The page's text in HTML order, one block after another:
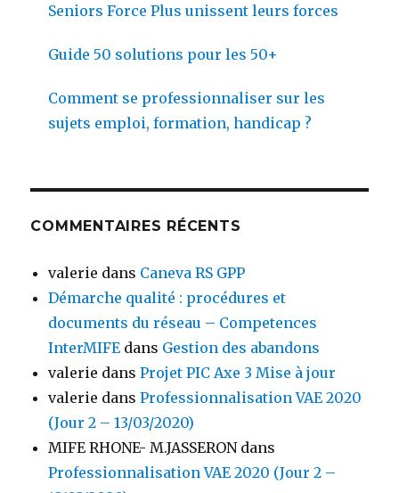
Seniors Force Plus unissent leurs forces
Guide 50 solutions pour les 50+
Comment se professionnaliser sur les
sujets emploi, formation, handicap ?
COMMENTAIRES RÉCENTS
valerie dans Caneva RS GPP
Démarche qualité : procédures et
documents du réseau – Competences
InterMIFE dans Gestion des abandons
valerie dansProjet PIC Axe 3 Mise à jour
valerie dansProfessionnalisation VAE 2020
(Jour 2 – 13/03/2020)
MIFE RHONE- M.JASSERONdans
Professionnalisation VAE 2020 (Jour 2 –